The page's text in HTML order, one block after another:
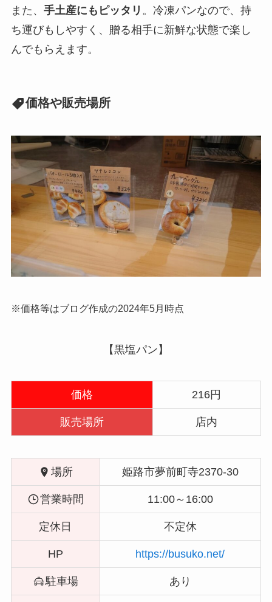
また、 手土産にもピッタリ 。冷凍パンなので、持
ち運びもしやすく、贈る相手に新鮮な状態で楽し
んでもらえます。
価格や販売場所
※価格等はブログ作成の2024年5月時点
【黒塩パン】
価格 216円
販売場所 店内
場所 姫路市夢前町寺2370-30
営業時間 11:00～16:00
定休日 不定休
HP https://busuko.net/
駐車場 あり